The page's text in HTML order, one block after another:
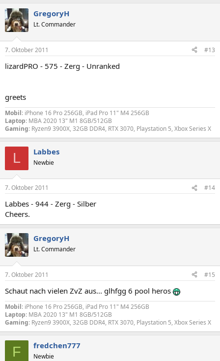
GregoryH
Lt. Commander
7. Oktober 2011 #13
lizardPRO - 575 - Zerg - Unranked
greets
Mobil: iPhone 16 Pro 256GB, iPad Pro 11" M4 256GB
Laptop: MBA 2020 13" M1 8GB/512GB
Gaming: Ryzen9 3900X, 32GB DDR4, RTX 3070, Playstation 5, Xbox Series X
L Labbes
Newbie
7. Oktober 2011 #14
Labbes - 944 - Zerg - Silber
Cheers.
GregoryH
Lt. Commander
7. Oktober 2011 #15
Schaut nach vielen ZvZ aus... glhfgg 6 pool heros
Mobil: iPhone 16 Pro 256GB, iPad Pro 11" M4 256GB
Laptop: MBA 2020 13" M1 8GB/512GB
Gaming: Ryzen9 3900X, 32GB DDR4, RTX 3070, Playstation 5, Xbox Series X
F fredchen777
Newbie